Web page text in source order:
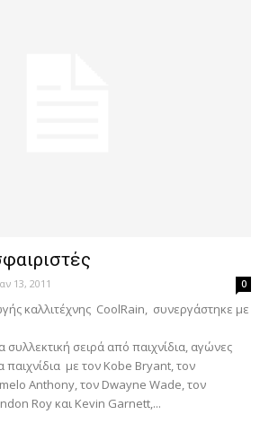
13, 2011 0
καλλιτέχνης CoolRain, συνεργάστηκε με
συλλεκτική σειρά από παιχνίδια, αγώνες
με τον Kobe Bryant, τον
Anthony, τον Dwayne Wade, τον
Roy και Kevin Garnett,...